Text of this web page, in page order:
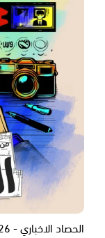
الحصاد الاخباري - 30.07.2026